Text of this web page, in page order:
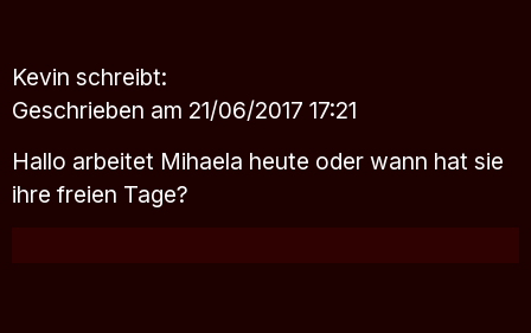
Kevin schreibt:
Geschrieben am 21/06/2017 17:21
Hallo arbeitet Mihaela heute oder wann hat sie
ihre freien Tage?